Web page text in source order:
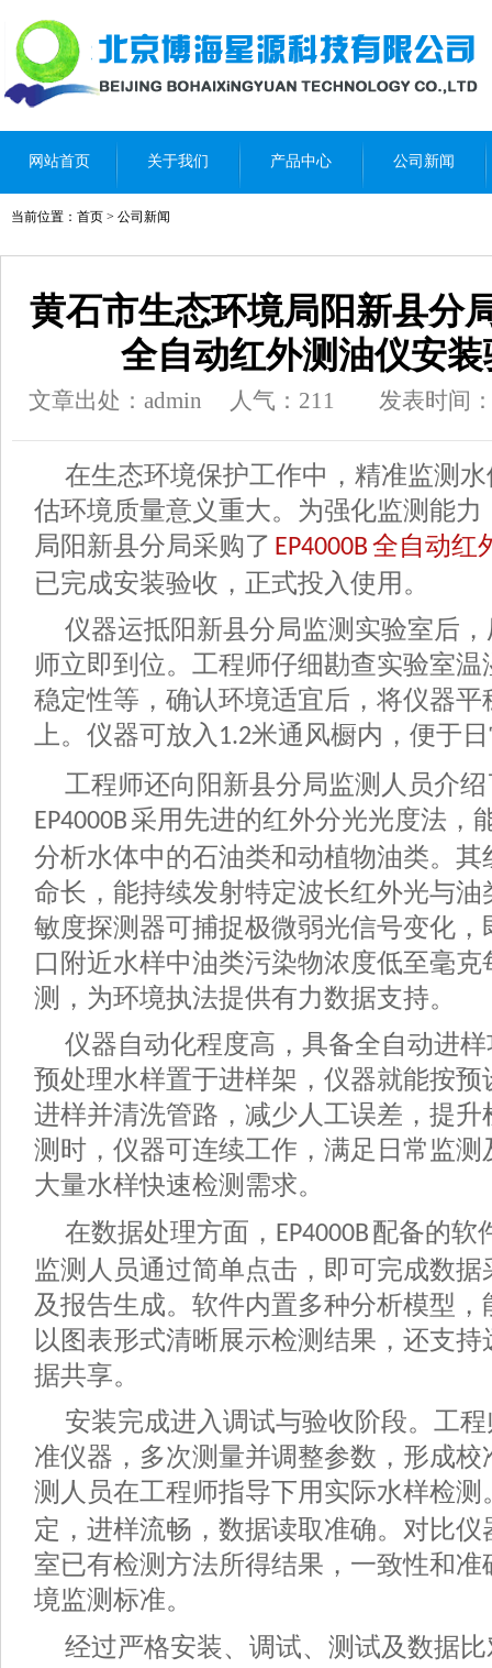
网站首页 关于我们 产品中心 公司新闻
当前位置： 首页 > 公司新闻
黄石市生态环境局阳新县分
全自动红外测油仪安
文章出处：admin 人气： 211 发表时间
在生态环境保护工作中，精准监测
估环境质量意义重大。为强化监测能力
局阳新县分局采购了 EP4000B 全自动红
已完成安装验收，正式投入使用。
仪器运抵阳新县分局监测实验室后
师立即到位。工程师仔细勘查实验室
稳定性等，确认环境适宜后，将仪器平
上。仪器可放入 1.2米通风橱内 ，便于
工程师还向阳新县分局监测人员介
EP4000B 采用先进的红外分光光度法，
分析水体中的石油类和动植物油类。其
命长，能持续发射特定波长红外光与油
敏度探测器可捕捉极微弱光信号变化，
口附近水样中油类污染物浓度低至毫
测，为环境执法提供有力数据支持。
仪器自动化程度高，具备全自动进
预处理水样置于进样架，仪器就能按预
进样并清洗管路，减少人工误差，提升
测时，仪器可连续工作，满足日常监测
大量水样快速检测需求。
在数据处理方面， EP4000B 配备的软
监测人员通过简单点击，即可完成数
及报告生成。软件内置多种分析模型
以图表形式清晰展示检测结果，还支
据共享。
安装完成进入调试与验收阶段。工
准仪器，多次测量并调整参数，形成
测人员在工程师指导下用实际水样检测
定，进样流畅，数据读取准确。对比
室已有检测方法所得结果，一致性和
境监测标准。
经过严格安装、调试、测试及数据